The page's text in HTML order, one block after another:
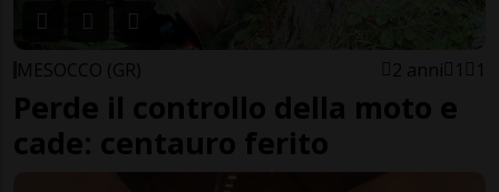
MESOCCO (GR) 2 anni 1 1
Perde il controllo della moto e
cade: centauro ferito